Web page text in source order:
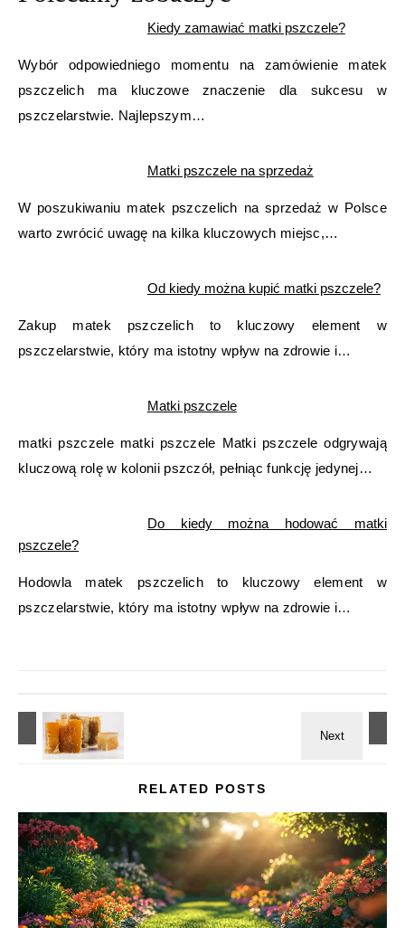
Kiedy zamawiać matki pszczele?
Wybór odpowiedniego momentu na zamówienie matek
pszczelich ma kluczowe znaczenie dla sukcesu w
pszczelarstwie. Najlepszym…
Matki pszczele na sprzedaż
W poszukiwaniu matek pszczelich na sprzedaż w Polsce
warto zwrócić uwagę na kilka kluczowych miejsc,…
Od kiedy można kupić matki pszczele?
Zakup matek pszczelich to kluczowy element w
pszczelarstwie, który ma istotny wpływ na zdrowie i…
Matki pszczele
matki pszczele matki pszczele Matki pszczele odgrywają
kluczową rolę w kolonii pszczół, pełniąc funkcję jedynej…
Do kiedy można hodować matki
pszczele?
Hodowla matek pszczelich to kluczowy element w
pszczelarstwie, który ma istotny wpływ na zdrowie i…
RELATED POSTS